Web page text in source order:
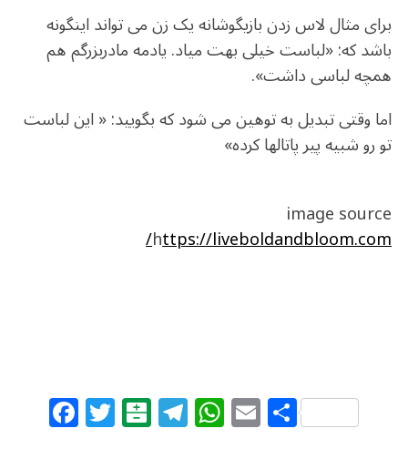
برای مثال لاس زدن بازیگوشانه یک زن می تواند اینگونه
باشد که: «لباست خیلی بهت میاد. یادمه مادربزرگم هم
همچه لباسی داشت».
اما وقتی تبدیل به توهین می شود که بگویید: « این لباست
تو رو شبیه پیر پاتالها کرده»
image source
https://liveboldandbloom.com/
F T B T W E S